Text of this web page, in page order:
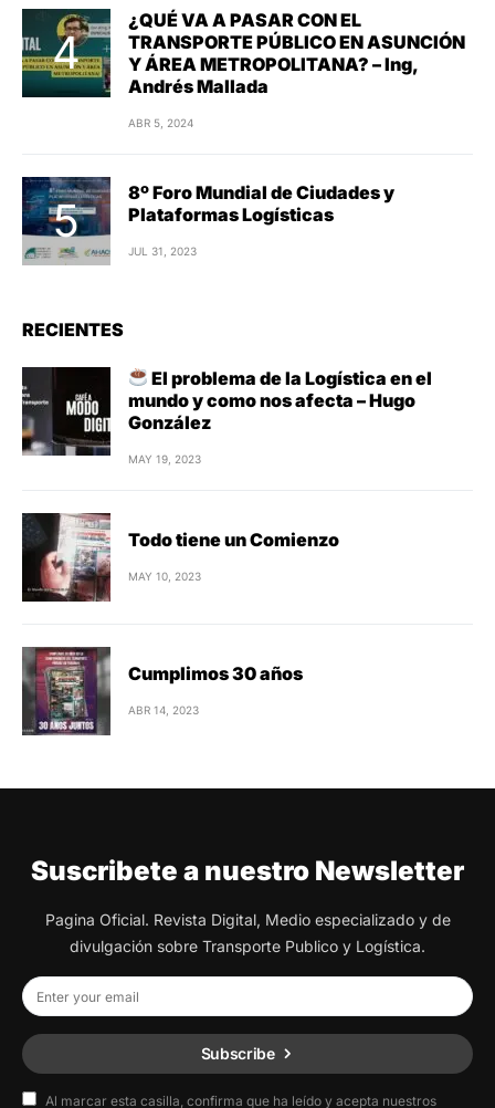
¿QUÉ VA A PASAR CON EL
TRANSPORTE PÚBLICO EN ASUNCIÓN
Y ÁREA METROPOLITANA? – Ing,
Andrés Mallada
ABR 5, 2024
8º Foro Mundial de Ciudades y
Plataformas Logísticas
JUL 31, 2023
RECIENTES
El problema de la Logística en el
mundo y como nos afecta – Hugo
González
MAY 19, 2023
Todo tiene un Comienzo
MAY 10, 2023
Cumplimos 30 años
ABR 14, 2023
Suscribete a nuestro Newsletter
Pagina Oficial. Revista Digital, Medio especializado y de
divulgación sobre Transporte Publico y Logística.
Subscribe
Al marcar esta casilla, confirma que ha leído y acepta nuestros